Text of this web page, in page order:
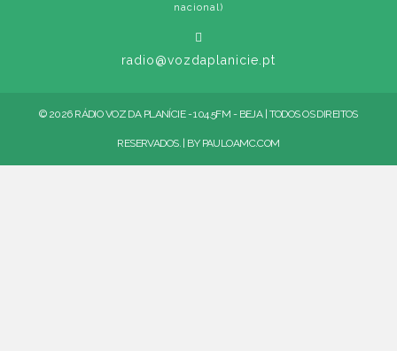
nacional)
radio@vozdaplanicie.pt
© 2026 RÁDIO VOZ DA PLANÍCIE - 104.5FM - BEJA | TODOS OS DIREITOS
RESERVADOS. | BY PAULOAMC.COM